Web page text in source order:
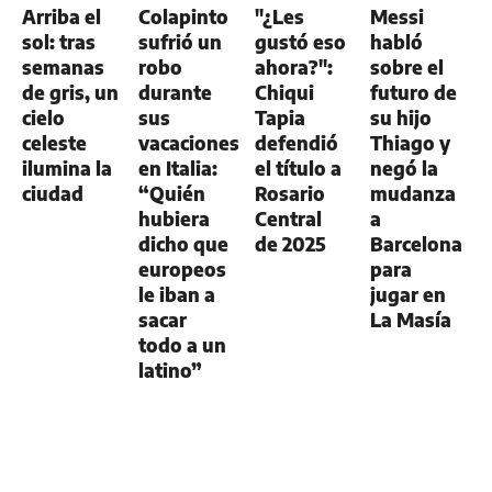
Arriba el
sol: tras
semanas
de gris, un
cielo
celeste
ilumina la
ciudad
Colapinto
sufrió un
robo
durante
sus
vacaciones
en Italia:
“Quién
hubiera
dicho que
europeos
le iban a
sacar
todo a un
latino”
"¿Les
gustó eso
ahora?":
Chiqui
Tapia
defendió
el título a
Rosario
Central
de 2025
Messi
habló
sobre el
futuro de
su hijo
Thiago y
negó la
mudanza
a
Barcelona
para
jugar en
La Masía